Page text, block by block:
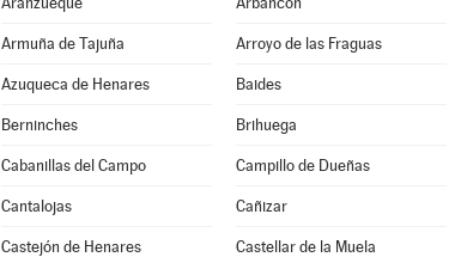
Armuña de Tajuña Arroyo de las Fraguas
Azuqueca de Henares Baides
Berninches Brihuega
Cabanillas del Campo Campillo de Dueñas
Cantalojas Cañizar
Castejón de Henares Castellar de la Muela